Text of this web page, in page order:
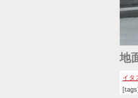
地
イタ